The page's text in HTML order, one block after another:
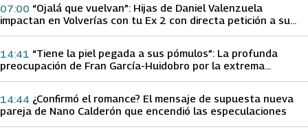
“Ojalá que vuelvan”: Hijas de Daniel Valenzuela
impactan en Volverías con tu Ex 2 con directa petición a su
07:00
“Tiene la piel pegada a sus pómulos”: La profunda
preocupación de Fran García-Huidobro por la extrema
14:41
¿Confirmó el romance? El mensaje de supuesta nueva
pareja de Nano Calderón que encendió las especulaciones
14:44